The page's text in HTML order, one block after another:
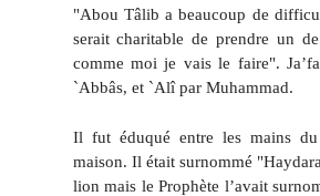
"Abou Tâlib a beaucoup de
serait charitable de prendre un
comme moi je vais le faire".
`Abbâs, et `Alî par Muhammad.
Il fut éduqué entre les mains
maison. Il était surnommé
lion mais le Prophète l’avait